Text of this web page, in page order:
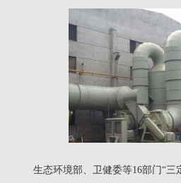
生态环境部、卫健委等16部门“三